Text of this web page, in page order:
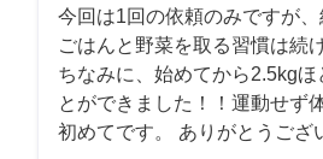
今回は1回の依頼のみですが
ごはんと野菜を取る習慣は続
ちなみに、始めてから2.5kgほ
とができました！！運動せず
初めてです。 ありがとうござ